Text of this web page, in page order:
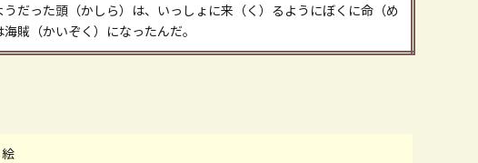
だった頭（かしら）は、いっしょに来（く）るようにぼくに命（め
賊（かいぞく）になったんだ。